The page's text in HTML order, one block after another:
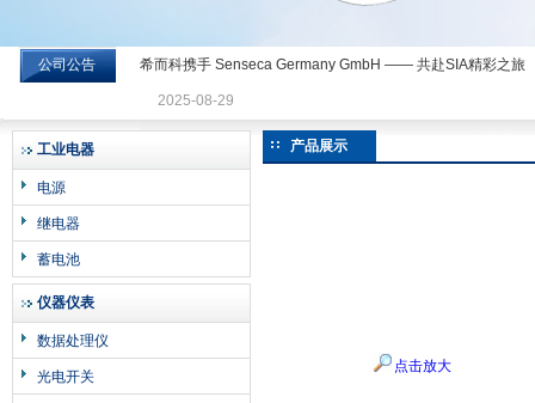
希而科工业控制设备有限公司
公司公告 希而科携手 Senseca Germany GmbH —— 共赴SIA精彩之旅
2025-08-29
工业电器
电源
继电器
蓄电池
仪器仪表
数据处理仪
光电开关
产品展示
点击放大